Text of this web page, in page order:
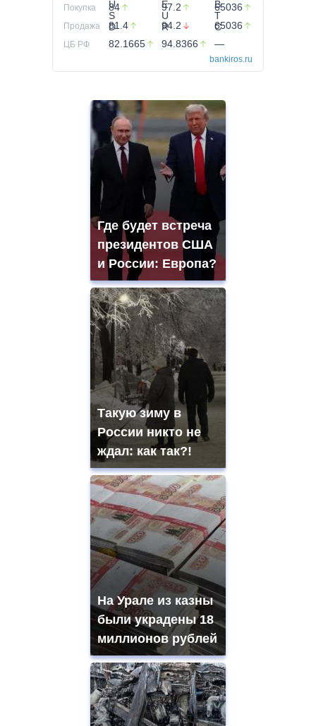
Покупка 84 97.2 65036
Продажа 81.4 94.2 65036
ЦБ РФ 82.1665 94.8366 —
bankiros.ru
Где будет встреча
президентов США
и России: Европа?
Такую зиму в
России никто не
ждал: как так?!
На Урале из казны
были украдены 18
миллионов рублей